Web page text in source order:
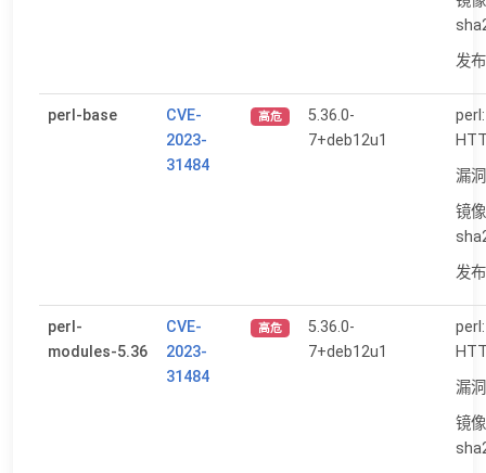
发
perl-base
CVE-
2023-
31484
高危
5.36.0-
7+deb12u1
漏
镜
发
perl-
modules-5.36
CVE-
2023-
31484
高危
5.36.0-
7+deb12u1
漏
镜